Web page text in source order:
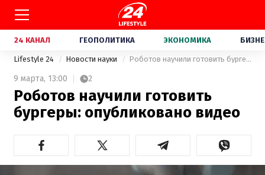
24 КАНАЛ ГЕОПОЛИТИКА ЭКОНОМИКА
Lifestyle 24 Новости науки Роботов научили готовить бургеры: опубликовано видео
9 марта, 13:00 2
Роботов научили готовить
бургеры: опубликовано видео